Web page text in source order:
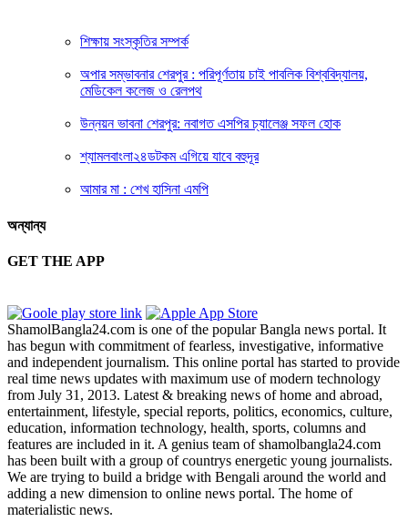
শিক্ষায় সংস্কৃতির সম্পর্ক
অপার সম্ভাবনার শেরপুর : পরিপূর্ণতায় চাই পাবলিক বিশ্ববিদ্যালয়,
মেডিকেল কলেজ ও রেলপথ
উন্নয়ন ভাবনা শেরপুর: নবাগত এসপির চ্যালেঞ্জ সফল হোক
শ্যামলবাংলা২৪ডটকম এগিয়ে যাবে বহুদূর
আমার মা : শেখ হাসিনা এমপি
অন্যান্য
GET THE APP
ShamolBangla24.com is one of the popular Bangla news portal. It
has begun with commitment of fearless, investigative, informative
and independent journalism. This online portal has started to provide
real time news updates with maximum use of modern technology
from July 31, 2013. Latest & breaking news of home and abroad,
entertainment, lifestyle, special reports, politics, economics, culture,
education, information technology, health, sports, columns and
features are included in it. A genius team of shamolbangla24.com
has been built with a group of countrys energetic young journalists.
We are trying to build a bridge with Bengali around the world and
adding a new dimension to online news portal. The home of
materialistic news.